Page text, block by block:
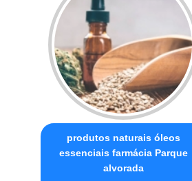
produtos naturais óleos
essenciais farmácia Parque
alvorada